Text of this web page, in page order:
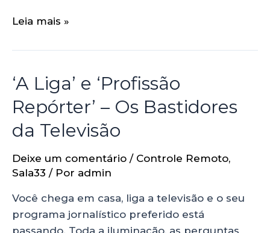
Leia mais »
‘A Liga’ e ‘Profissão
Repórter’ – Os Bastidores
da Televisão
Deixe um comentário / Controle Remoto,
Sala33 / Por admin
Você chega em casa, liga a televisão e o seu
programa jornalístico preferido está